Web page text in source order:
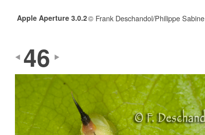
Apple Aperture 3.0.2© Frank Deschandol/Philippe Sabine
46